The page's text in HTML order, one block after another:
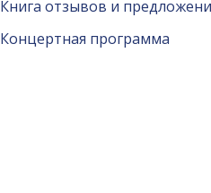
Книга отзывов и
Концертная программа